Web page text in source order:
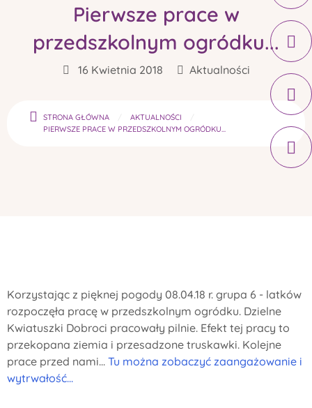
Pierwsze prace w
przedszkolnym ogródku...
16 Kwietnia 2018 Aktualności
STRONA GŁÓWNA
AKTUALNOŚCI
PIERWSZE PRACE W PRZEDSZKOLNYM OGRÓDKU...
Korzystając z pięknej pogody 08.04.18 r. grupa 6 - latków
rozpoczęła pracę w przedszkolnym ogródku. Dzielne
Kwiatuszki Dobroci pracowały pilnie. Efekt tej pracy to
przekopana ziemia i przesadzone truskawki. Kolejne
prace przed nami... Tu można zobaczyć zaangażowanie i
wytrwałość...